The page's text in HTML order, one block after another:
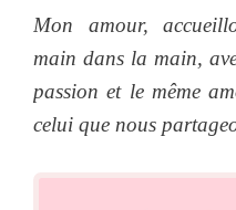
Mon amour,
main dans la main,
passion et le même
celui que nous